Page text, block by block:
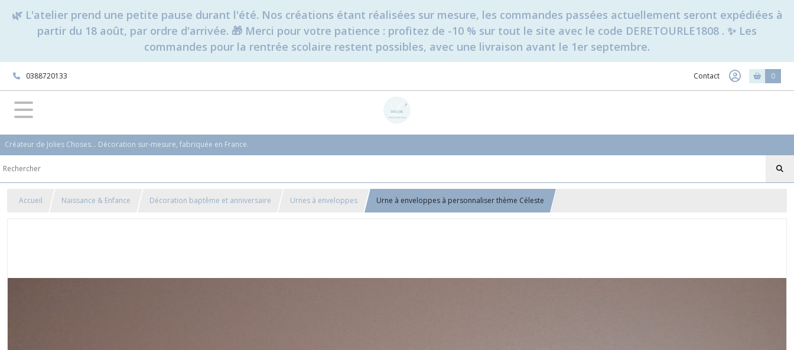
🌿 L'atelier prend une petite pause durant l'été. Nos créations étant réalisées sur mesure, les commandes passées actuellement seront expédiées à
partir du 18 août, par ordre d'arrivée. 🎁 Merci pour votre patience : profitez de -10 % sur tout le site avec le code DERETOURLE1808 . ✨ Les
commandes pour la rentrée scolaire restent possibles, avec une livraison avant le 1er septembre.
0388720133 Contact 0
Créateur de Jolies Choses... Décoration sur-mesure, fabriquée en France.
Accueil Naissance & Enfance Décoration baptême et anniversaire Urnes à enveloppes Urne à enveloppes à personnaliser thème Céleste